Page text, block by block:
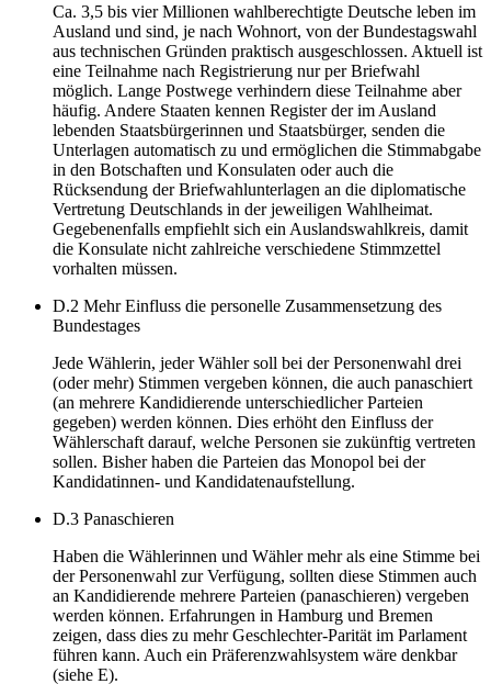
Ca. 3,5 bis vier Millionen wahlberechtigte Deutsche leben im
Ausland und sind, je nach Wohnort, von der Bundestagswahl
aus technischen Gründen praktisch ausgeschlossen. Aktuell ist
eine Teilnahme nach Registrierung nur per Briefwahl
möglich. Lange Postwege verhindern diese Teilnahme aber
häufig. Andere Staaten kennen Register der im Ausland
lebenden Staatsbürgerinnen und Staatsbürger, senden die
Unterlagen automatisch zu und ermöglichen die Stimmabgabe
in den Botschaften und Konsulaten oder auch die
Rücksendung der Briefwahlunterlagen an die diplomatische
Vertretung Deutschlands in der jeweiligen Wahlheimat.
Gegebenenfalls empfiehlt sich ein Auslandswahlkreis, damit
die Konsulate nicht zahlreiche verschiedene Stimmzettel
vorhalten müssen.
D.2 Mehr Einfluss die personelle Zusammensetzung des
Bundestages
Jede Wählerin, jeder Wähler soll bei der Personenwahl drei
(oder mehr) Stimmen vergeben können, die auch panaschiert
(an mehrere Kandidierende unterschiedlicher Parteien
gegeben) werden können. Dies erhöht den Einfluss der
Wählerschaft darauf, welche Personen sie zukünftig vertreten
sollen. Bisher haben die Parteien das Monopol bei der
Kandidatinnen- und Kandidatenaufstellung.
D.3 Panaschieren
Haben die Wählerinnen und Wähler mehr als eine Stimme bei
der Personenwahl zur Verfügung, sollten diese Stimmen auch
an Kandidierende mehrere Parteien (panaschieren) vergeben
werden können. Erfahrungen in Hamburg und Bremen
zeigen, dass dies zu mehr Geschlechter-Parität im Parlament
führen kann. Auch ein Präferenzwahlsystem wäre denkbar
(siehe E).